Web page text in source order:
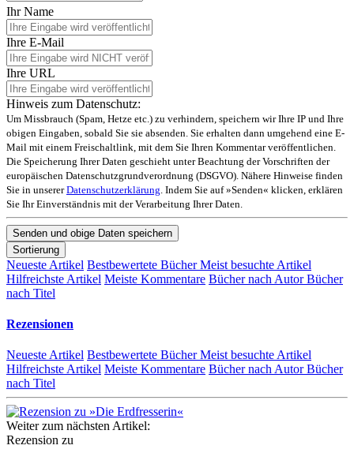
Ihr Name
Ihre E-Mail
Ihre URL
Hinweis zum Datenschutz:
Um Missbrauch (Spam, Hetze etc.) zu verhindern, speichern wir Ihre IP und Ihre
obigen Eingaben, sobald Sie sie absenden. Sie erhalten dann umgehend eine E-
Mail mit einem Freischaltlink, mit dem Sie Ihren Kommentar veröffentlichen.
Die Speicherung Ihrer Daten geschieht unter Beachtung der Vorschriften der
europäischen Datenschutzgrundverordnung (DSGVO). Nähere Hinweise finden
Sie in unsererDatenschutzerklärung . Indem Sie auf »Senden« klicken, erklären
Sie Ihr Einverständnis mit der Verarbeitung Ihrer Daten.
Sortierung
Neueste Artikel Bestbewertete BücherMeist besuchte Artikel
Hilfreichste Artikel Meiste Kommentare Bücher nach AutorBücher
nach Titel
Rezensionen
Neueste Artikel Bestbewertete BücherMeist besuchte Artikel
Hilfreichste Artikel Meiste Kommentare Bücher nach AutorBücher
nach Titel
Weiter zum nächsten Artikel:
Rezension zu